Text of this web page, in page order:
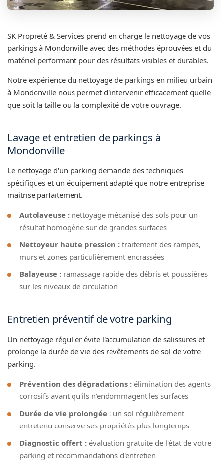
SK Propreté & Services prend en charge le nettoyage de vos
parkings à Mondonville avec des méthodes éprouvées et du
matériel performant pour des résultats visibles et durables.
Notre expérience du nettoyage de parkings en milieu urbain
à Mondonville nous permet d'intervenir efficacement quelle
que soit la taille ou la complexité de votre ouvrage.
Lavage et entretien de parkings à
Mondonville
Le nettoyage d'un parking demande des techniques
spécifiques et un équipement adapté que notre entreprise
maîtrise parfaitement.
Autolaveuse : nettoyage mécanisé des sols pour un
résultat homogène sur de grandes surfaces
Nettoyeur haute pression : traitement des rampes,
murs et zones particulièrement encrassées
Balayeuse : ramassage rapide des débris et poussières
sur les niveaux de circulation
Entretien préventif de votre parking
Un nettoyage régulier évite l'accumulation de salissures et
prolonge la durée de vie des revêtements de sol de votre
parking.
Prévention des dégradations : élimination des agents
corrosifs avant qu'ils n'endommagent les surfaces
Durée de vie prolongée : un sol régulièrement
entretenu conserve ses propriétés plus longtemps
Diagnostic offert : évaluation gratuite de l'état de votre
parking et recommandations d'entretien